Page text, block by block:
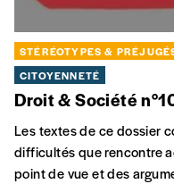
STÉRÉOTYPES &
CITOYENNETÉ
Droit & Société
Les textes de ce dossier
difficultés que rencontre
point de vue et des